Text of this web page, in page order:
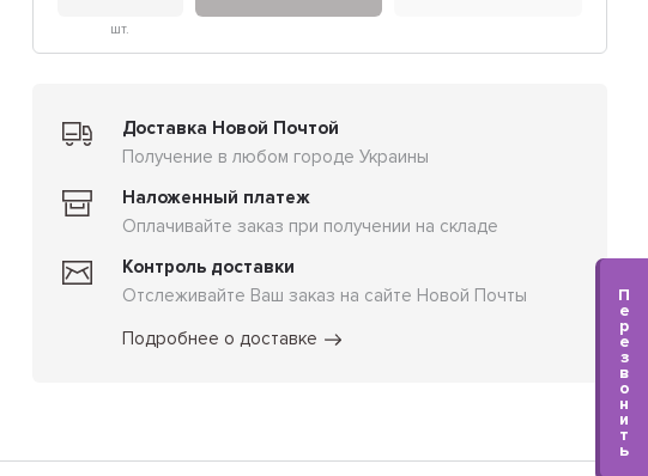
шт.
Доставка Новой Почтой
Получение в любом городе Украины
Наложенный платеж
Оплачивайте заказ при получении на складе
Контроль доставки
Отслеживайте Ваш заказ на сайте Новой Почты
Подробнее о доставке
П
е
р
е
з
в
о
н
и
т
ь